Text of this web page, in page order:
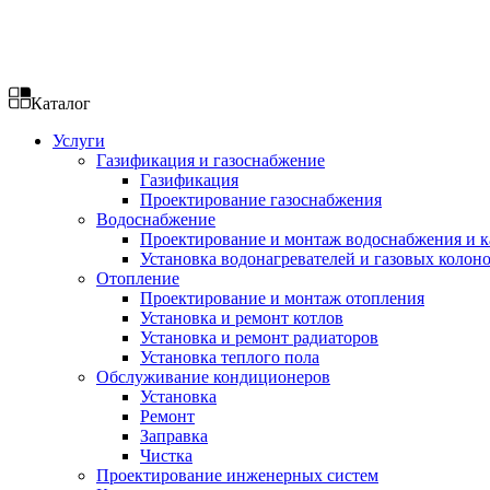
Каталог
Услуги
Газификация и газоснабжение
Газификация
Проектирование газоснабжения
Водоснабжение
Проектирование и монтаж водоснабжения и
Установка водонагревателей и газовых
Отопление
Проектирование и монтаж отопления
Установка и ремонт котлов
Установка и ремонт радиаторов
Установка теплого пола
Обслуживание кондиционеров
Установка
Ремонт
Заправка
Чистка
Проектирование инженерных систем